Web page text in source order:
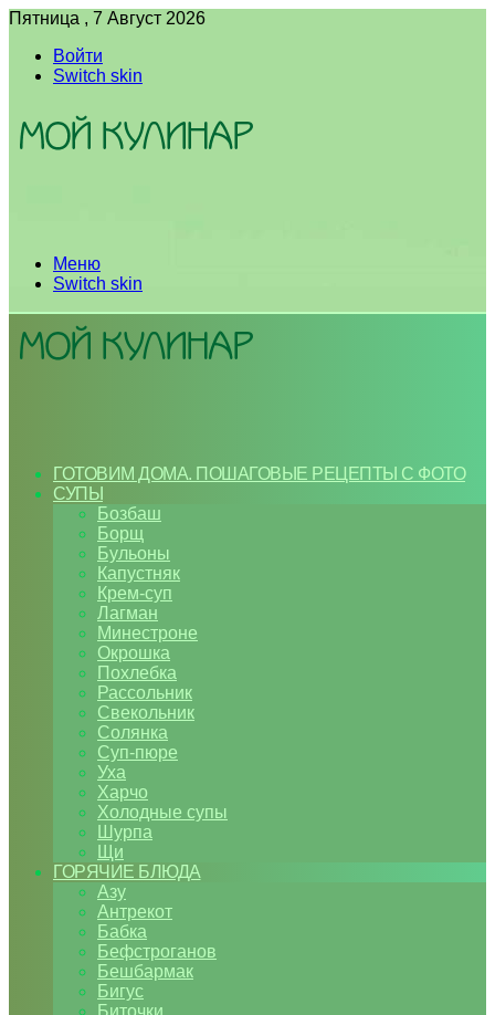
Пятница , 7 Август 2026
Войти
Switch skin
Меню
Switch skin
ГОТОВИМ ДОМА. ПОШАГОВЫЕ РЕЦЕПТЫ С ФОТО
СУПЫ
Бозбаш
Борщ
Бульоны
Капустняк
Крем-суп
Лагман
Минестроне
Окрошка
Похлебка
Рассольник
Свекольник
Солянка
Суп-пюре
Уха
Харчо
Холодные супы
Шурпа
Щи
ГОРЯЧИЕ БЛЮДА
Азу
Антрекот
Бабка
Бефстроганов
Бешбармак
Бигус
Биточки